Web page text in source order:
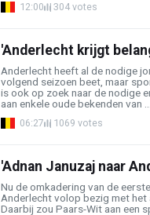
12:00 304 votes
'Anderlecht krijgt
Anderlecht heeft al de nodige
volgend seizoen beet, maar
is ook op zoek naar de nodige
aan enkele oude bekenden van ...
06:27 1069 votes
'Adnan Januzaj naar
Nu de omkadering van de
Anderlecht volop bezig met het
Daarbij zou Paars-Wit aan een